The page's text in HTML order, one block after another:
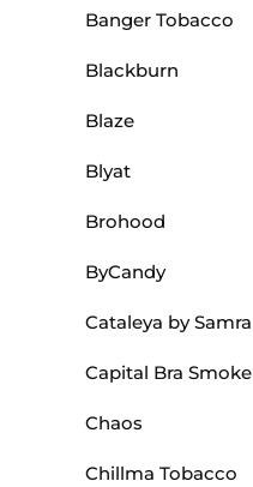
Banger Tobacco
Blackburn
Blaze
Blyat
Brohood
ByCandy
Cataleya by Samra
Capital Bra Smoke
Chaos
Chillma Tobacco